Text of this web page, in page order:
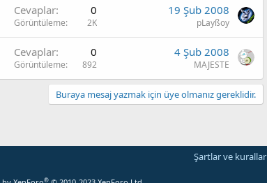
Cevaplar 0
Görüntüleme 2K
19 Şub 2008
pLayßoy
Cevaplar 0
Görüntüleme 892
4 Şub 2008
MAJESTE
Buraya mesaj yazmak için üye olmanız gereklidir.
Şartlar ve kurallar
®